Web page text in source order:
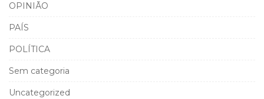
OPINIÃO
PAÍS
POLÍTICA
Sem categoria
Uncategorized